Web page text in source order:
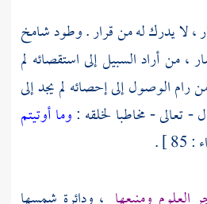
، لا يدرك له من قرار . وطود شامخ
، من أراد السبيل إلى استقصائه لم
الوصول إلى إحصائه لم يجد إلى
تعالى - مخاطبا لخلقه :وما أوتيتم
] .